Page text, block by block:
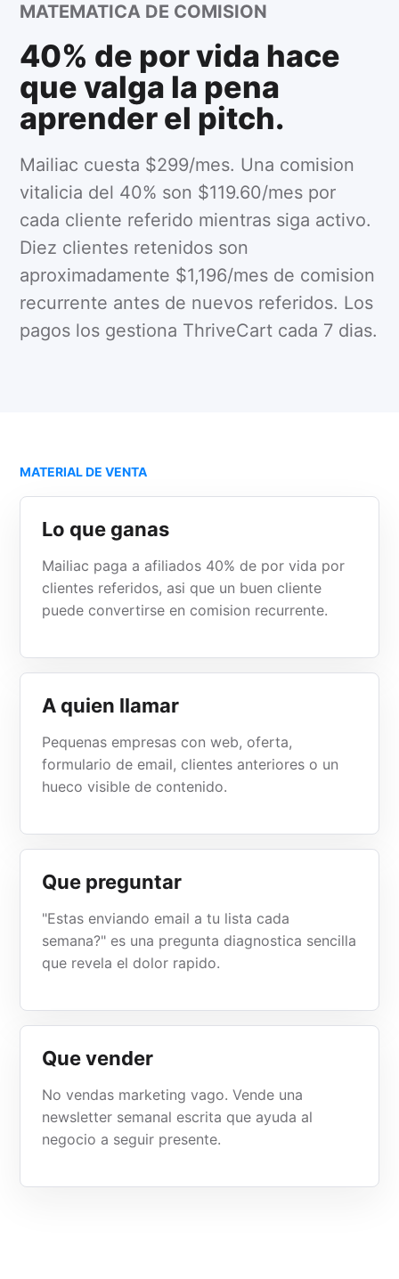
MATEMATICA DE COMISION
40% de por vida hace
que valga la pena
aprender el pitch.
Mailiac cuesta $299/mes. Una comision
vitalicia del 40% son $119.60/mes por
cada cliente referido mientras siga activo.
Diez clientes retenidos son
aproximadamente $1,196/mes de comision
recurrente antes de nuevos referidos. Los
pagos los gestiona ThriveCart cada 7 dias.
MATERIAL DE VENTA
Lo que ganas
Mailiac paga a afiliados 40% de por vida por
clientes referidos, asi que un buen cliente
puede convertirse en comision recurrente.
A quien llamar
Pequenas empresas con web, oferta,
formulario de email, clientes anteriores o un
hueco visible de contenido.
Que preguntar
"Estas enviando email a tu lista cada
semana?" es una pregunta diagnostica sencilla
que revela el dolor rapido.
Que vender
No vendas marketing vago. Vende una
newsletter semanal escrita que ayuda al
negocio a seguir presente.